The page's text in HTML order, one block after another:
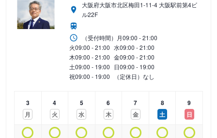
大阪府大阪市北区梅田1-11-4 大阪駅前第4ビ
ル22F
（受付時間） 月09:00 - 21:00
火09:00 - 21:00 水09:00 - 21:00
木09:00 - 21:00 金09:00 - 21:00
土09:00 - 19:00 日09:00 - 19:00
祝09:00 - 19:00 （定休日）なし
3
月
4
火
5
水
6
木
7
金
8
土
9
日